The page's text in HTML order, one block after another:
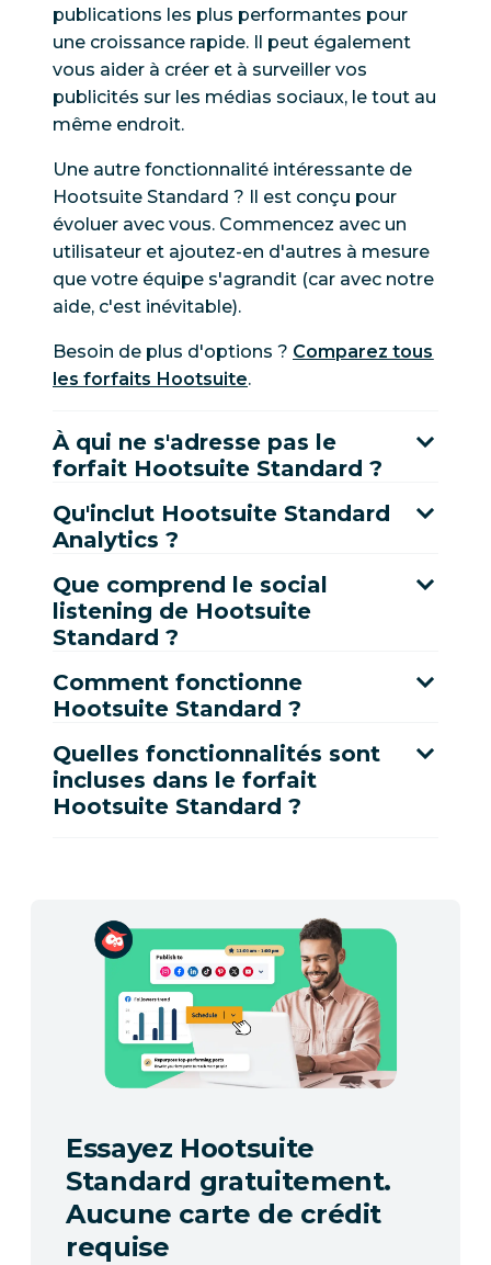
publications les plus performantes pour
une croissance rapide. Il peut également
vous aider à créer et à surveiller vos
publicités sur les médias sociaux, le tout au
même endroit.
Une autre fonctionnalité intéressante de
Hootsuite Standard ? Il est conçu pour
évoluer avec vous. Commencez avec un
utilisateur et ajoutez-en d'autres à mesure
que votre équipe s'agrandit (car avec notre
aide, c'est inévitable).
Besoin de plus d'options ? Comparez tous
les forfaits Hootsuite.
À qui ne s'adresse pas le
forfait Hootsuite Standard ?
Qu'inclut Hootsuite Standard
Analytics ?
Que comprend le social
listening de Hootsuite
Standard ?
Comment fonctionne
Hootsuite Standard ?
Quelles fonctionnalités sont
incluses dans le forfait
Hootsuite Standard ?
Essayez Hootsuite
Standard gratuitement.
Aucune carte de crédit
requise